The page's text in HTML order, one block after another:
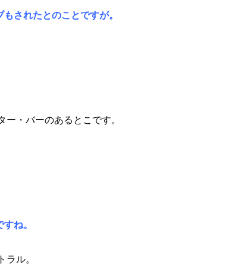
されたとのことですが。
・バーのあるとこです。
ね。
ル。